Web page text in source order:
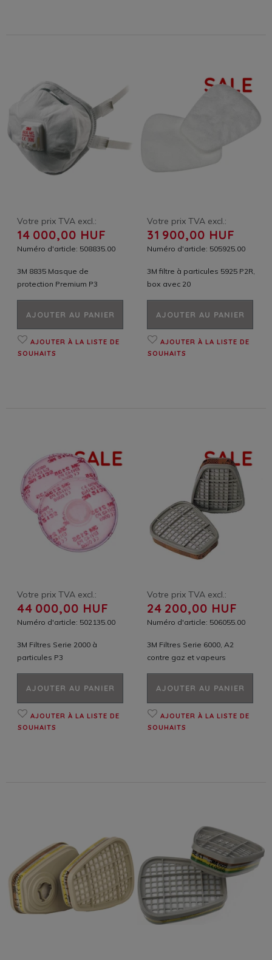
Votre prix TVA excl.:
14 000,00 HUF
Numéro d'article: 508835.00
3M 8835 Masque de
protection Premium P3
AJOUTER AU PANIER
AJOUTER À LA LISTE DE
SOUHAITS
Votre prix TVA excl.:
31 900,00 HUF
Numéro d'article: 505925.00
3M filtre à particules 5925 P2R,
box avec 20
AJOUTER AU PANIER
AJOUTER À LA LISTE DE
SOUHAITS
Votre prix TVA excl.:
44 000,00 HUF
Numéro d'article: 502135.00
3M Filtres Serie 2000 à
particules P3
AJOUTER AU PANIER
AJOUTER À LA LISTE DE
SOUHAITS
Votre prix TVA excl.:
24 200,00 HUF
Numéro d'article: 506055.00
3M Filtres Serie 6000, A2
contre gaz et vapeurs
AJOUTER AU PANIER
AJOUTER À LA LISTE DE
SOUHAITS